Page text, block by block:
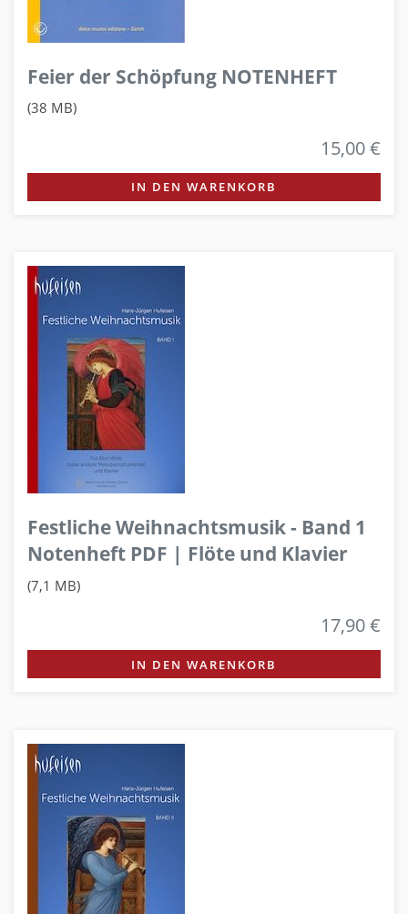
Feier der Schöpfung NOTENHEFT
(38 MB)
15,00 €
IN DEN WARENKORB
Festliche Weihnachtsmusik - Band 1
Notenheft PDF | Flöte und Klavier
(7,1 MB)
17,90 €
IN DEN WARENKORB